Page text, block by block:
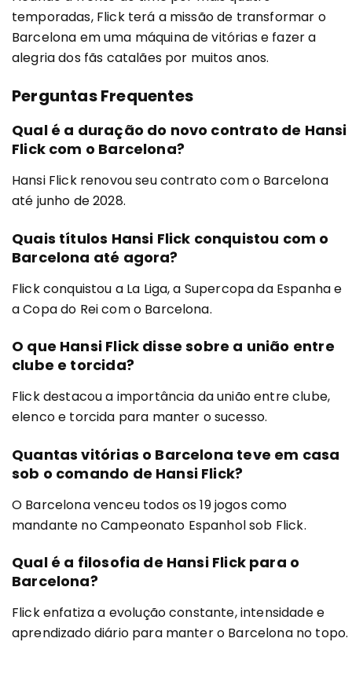
temporadas, Flick terá a missão de transformar o
Barcelona em uma máquina de vitórias e fazer a
alegria dos fãs catalães por muitos anos.
Perguntas Frequentes
Qual é a duração do novo contrato de Hansi
Flick com o Barcelona?
Hansi Flick renovou seu contrato com o Barcelona
até junho de 2028.
Quais títulos Hansi Flick conquistou com o
Barcelona até agora?
Flick conquistou a La Liga, a Supercopa da Espanha e
a Copa do Rei com o Barcelona.
O que Hansi Flick disse sobre a união entre
clube e torcida?
Flick destacou a importância da união entre clube,
elenco e torcida para manter o sucesso.
Quantas vitórias o Barcelona teve em casa
sob o comando de Hansi Flick?
O Barcelona venceu todos os 19 jogos como
mandante no Campeonato Espanhol sob Flick.
Qual é a filosofia de Hansi Flick para o
Barcelona?
Flick enfatiza a evolução constante, intensidade e
aprendizado diário para manter o Barcelona no topo.